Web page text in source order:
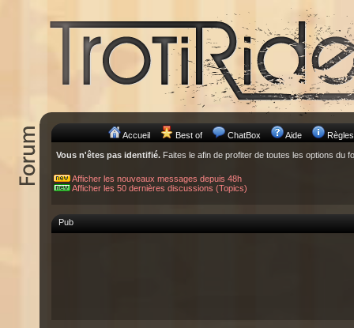
Accueil Best of ChatBox Aide Règles
Vous n'êtes pas identifié. Faites le afin de profiter de toutes les options du
Afficher les nouveaux messages depuis 48h
Afficher les 50 dernières discussions (Topics)
Pub